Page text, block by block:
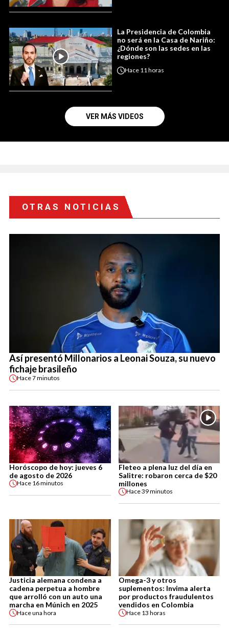
La Presidencia de Colombia
no será en la Casa de Nariño:
¿Dónde son las sedes en las
regiones?
Hace 11 horas
VER MÁS VIDEOS
OTRAS NOTICIAS
Así presentó Millonarios a Leonai Souza, su nuevo
fichaje brasileño
Hace7 minutos
Horóscopo de hoy: jueves 6
de agosto de 2026
Hace 16 minutos
Fleteo a plena luz del día en
Salitre: robaron cerca de $20
millones
Hace39 minutos
Justicia alemana condena a
cadena perpetua a hombre
que arrolló con un auto una
marcha en Múnich en 2025
Haceuna hora
Omega-3 y otros
suplementos: Invima alerta
por productos fraudulentos
vendidos en Colombia
Hace 13 horas